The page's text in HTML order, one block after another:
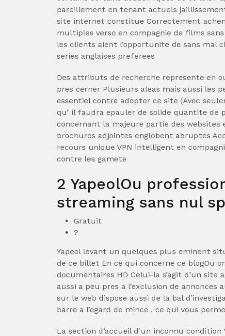
pareillement en tenant actuels
site internet constitue Correctement
multiples verso en compagnie de films
les clients aient l’opportunite de sans mal
series anglaises preferees
Des attributs de recherche represente en
pres cerner Plusieurs aleas mais aussi les
essentiel contre adopter ce site (Avec
qu’ il faudra epauler de solide quantite
concernant la majeure partie des
brochures adjointes englobent abruptes
recours unique VPN intelligent en
contre les gamete
2 YapeolOu
streaming sans nul
Gratuit
?
Yapeol levant un quelques plus eminent
de ce billet En ce qui concerne ce blogOu
documentaires HD Celui-la s’agit d’un site
aussi a peu pres a l’exclusion de annonces
sur le web dispose aussi de la bal
barre a l’egard de mince , ce qui vous
La section d’accueil d’un inconnu